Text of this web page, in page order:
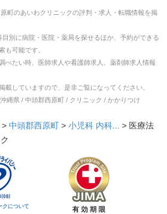
町 のあいわクリニックの評判・求人・転職情報を掲
別に病院・医院・薬局を探せるほか、予約ができる
も可能です。
べたい時、医師求人や看護師求人、薬剤師求人情報
載していますので、是非ご覧になってください。
縄県 / 中頭郡西原町 / クリニック / かかりつけ
> 中頭郡西原町 > 小児科 内科... > 医療法
クについて